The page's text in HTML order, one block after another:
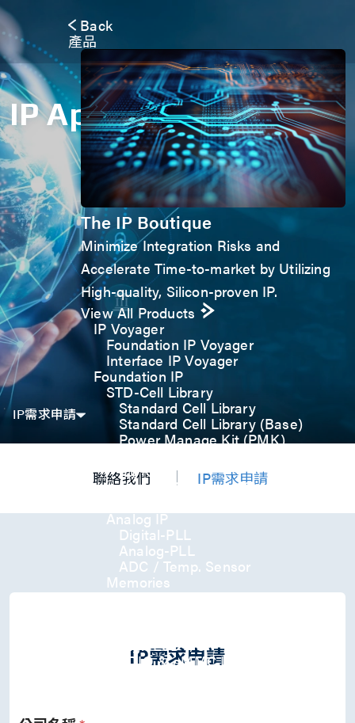
Back
產品
The IP Boutique
Minimize Integration Risks and
Accelerate Time-to-market by Utilizing
High-quality, Silicon-proven IP.
View All Products
IP Voyager
Foundation IP Voyager
Interface IP Voyager
Foundation IP
STD-Cell Library
Standard Cell Library
Standard Cell Library (Base)
Power Manage Kit (PMK)
(LPKT)
High Performance Kit (HPKT)
Analog IP
Digital-PLL
Analog-PLL
ADC / Temp. Sensor
Memories
Memory Compiler
High ESD I/O
SDIO & eMMC I/O
IP Application Form
IP需求申請
聯絡我們 IP需求申請
IP需求申請